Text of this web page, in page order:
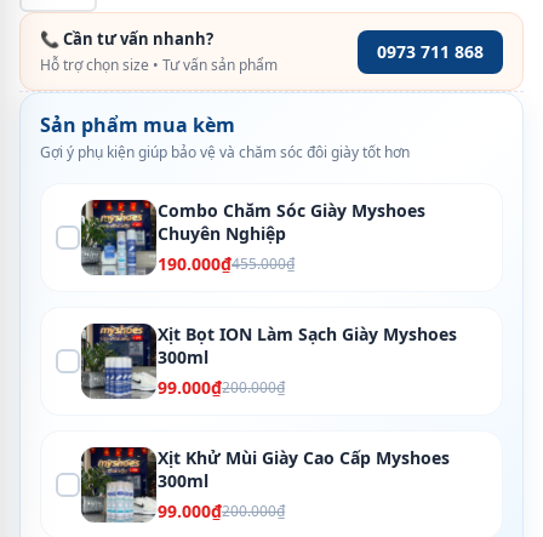
📞 Cần tư vấn nhanh?
Hỗ trợ chọn size • Tư vấn sản phẩm
0973 711 868
Sản phẩm mua kèm
Gợi ý phụ kiện giúp bảo vệ và chăm sóc đôi giày tốt hơn
Combo Chăm Sóc Giày Myshoes
Chuyên Nghiệp
190.000₫455.000₫
Xịt Bọt ION Làm Sạch Giày Myshoes
300ml
99.000₫200.000₫
Xịt Khử Mùi Giày Cao Cấp Myshoes
300ml
99.000₫200.000₫